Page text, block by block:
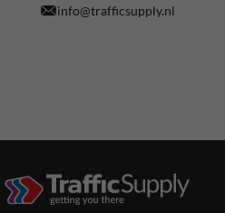
info@trafficsupply.nl